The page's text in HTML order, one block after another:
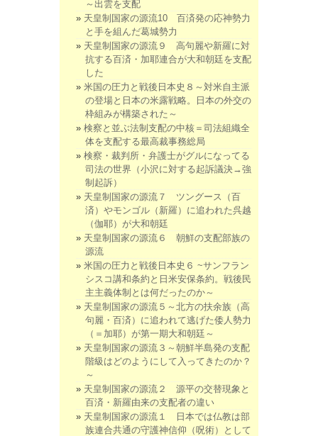
～出雲を支配
天皇制国家の源流10 百済発の応神勢力
と手を組んだ葛城勢力
天皇制国家の源流９ 高句麗や新羅に対
抗する百済・加耶連合が大和朝廷を支配
した
米国の圧力と戦後日本史８～対米自主派
の登場と日本の米露戦略。日本の外交の
枠組みが構築された～
検察と並ぶ法制支配の中核＝司法組織全
体を支配する最高裁事務総局
検察・裁判所・弁護士がグルになってる
司法の世界（小沢に対する起訴議決→強
制起訴）
天皇制国家の源流７ ツングース（百
済）やモンゴル（新羅）に追われた呉越
（伽耶）が大和朝廷
天皇制国家の源流６ 朝鮮の支配部族の
源流
米国の圧力と戦後日本史６ ~サンフラン
シスコ講和条約と日米安保条約。戦後民
主主義体制とは何だったのか～
天皇制国家の源流５～北方の扶余族（高
句麗・百済）に追われて逃げた倭人勢力
（＝加耶）が第一期大和朝廷～
天皇制国家の源流３～朝鮮半島発の支配
階級はどのようにして入ってきたのか？
～
天皇制国家の源流２ 源平の交替現象と
百済・新羅由来の支配者の違い
天皇制国家の源流１ 日本では仏教は部
族連合共通の守護神信仰（呪術）として